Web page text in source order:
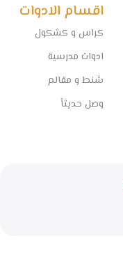
اقسام الادوات
كراس و كشكول
ادوات مدرسية
شنط و مقالم
وصل حديثاً